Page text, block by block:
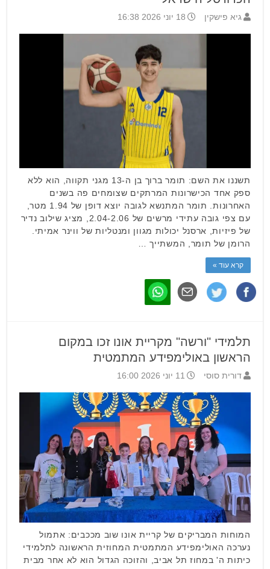
גיא פישקין 18 יוני 2026 16:38
תשננו את השם: תומר ברוך בן ה-13 מגני תקווה, הוא ללא
ספק אחד הכישרונות המרתקים שצומחים פה בשנים
האחרונות. תומר המתנשא לגובה יוצא דופן של 1.94 מטר,
עם צפי גובה עתידי מרשים של 2.04-2.06, מציג שילוב נדיר
של פיזיות, ארסנל יכולות מגוון ומנטליות של ווינר אמיתי.
הרומן של תומר, המשתייך …
קרא עוד »
תלמידי "ורשה" מקריית אונו זכו במקום
הראשון באולימפידע המתמטית
דורית סוסי 11 יוני 2026 16:00
המוחות המבריקים של קריית אונו שוב מככבים: אתמול
נערכה האולימפידע המתמטית המחוזית הראשונה לתלמידי
כיתות ה' במחוז תל אביב, והזוכה הגדול הוא לא אחר מבית